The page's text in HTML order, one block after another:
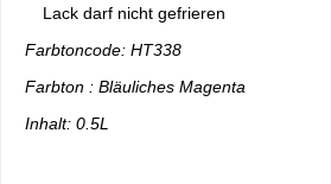
Lack darf nicht gefrieren
Farbtoncode: HT338
Farbton : Bläuliches Magenta
Inhalt: 0.5L